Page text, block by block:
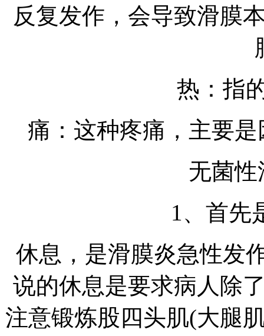
反复发作，会导致滑膜
热：指
痛：这种疼痛，主要
无菌
1、首先
休息，是滑膜炎急性发
说的休息是要求病人除
注意锻炼股四头肌(大腿